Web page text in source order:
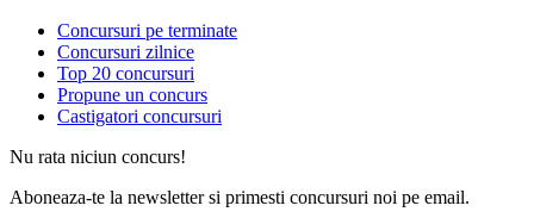
Concursuri pe terminate
Concursuri zilnice
Top 20 concursuri
Propune un concurs
Castigatori concursuri
Nu rata niciun concurs!
Aboneaza-te la newsletter si primesti concursuri noi pe email.